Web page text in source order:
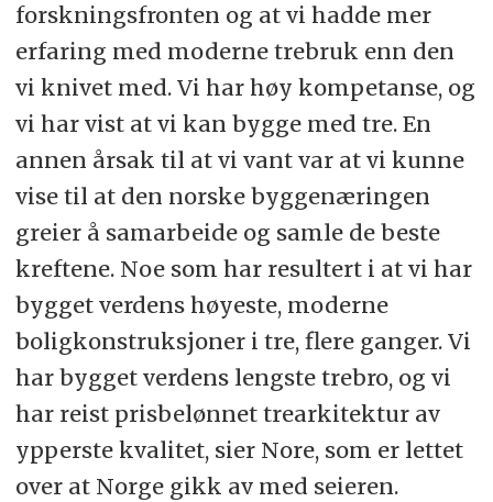
forskningsfronten og at vi hadde mer
erfaring med moderne trebruk enn den
vi knivet med. Vi har høy kompetanse, og
vi har vist at vi kan bygge med tre. En
annen årsak til at vi vant var at vi kunne
vise til at den norske byggenæringen
greier å samarbeide og samle de beste
kreftene. Noe som har resultert i at vi har
bygget verdens høyeste, moderne
boligkonstruksjoner i tre, flere ganger. Vi
har bygget verdens lengste trebro, og vi
har reist prisbelønnet trearkitektur av
ypperste kvalitet, sier Nore, som er lettet
over at Norge gikk av med seieren.